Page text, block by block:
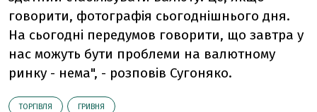
говорити, фотографія сьогоднішнього дня.
На сьогодні передумов говорити, що завтра у
нас можуть бути проблеми на валютному
ринку - нема", - розповів Сугоняко.
ТОРГІВЛЯ ГРИВНЯ